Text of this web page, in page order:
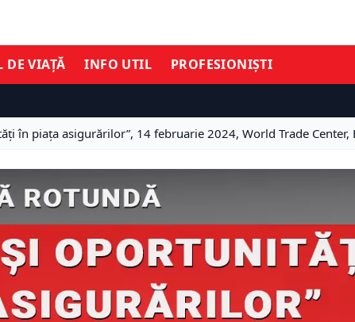
DE VIAȚĂ INFO UTIL PROFESIONIȘTI
în piața asigurărilor”, 14 februarie 2024, World Trade Center,